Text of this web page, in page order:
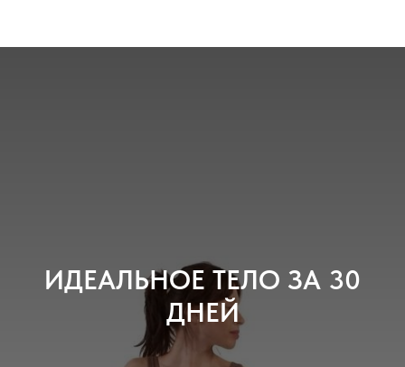
ИДЕАЛЬНОЕ ТЕЛО ЗА 30
ДНЕЙ